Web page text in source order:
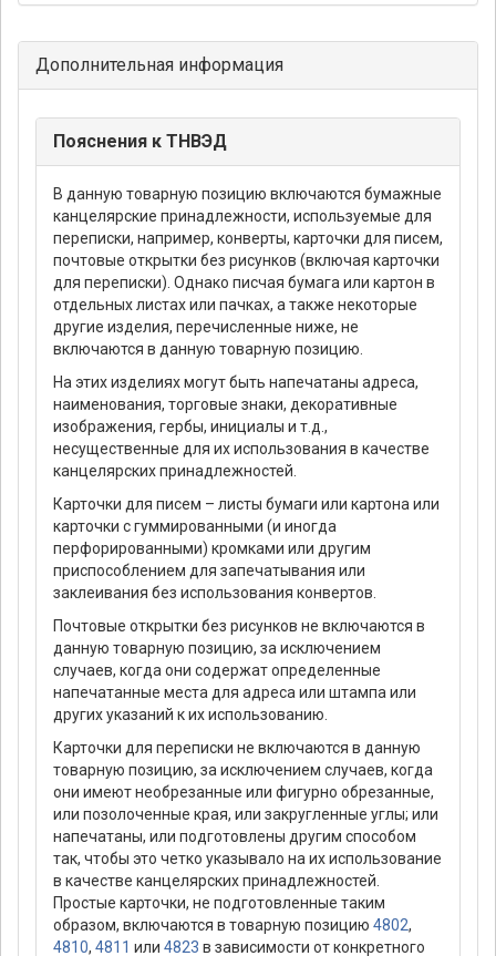
Дополнительная информация
Пояснения к ТНВЭД
В данную товарную позицию включаются бумажные
канцелярские принадлежности, используемые для
переписки, например, конверты, карточки для писем,
почтовые открытки без рисунков (включая карточки
для переписки). Однако писчая бумага или картон в
отдельных листах или пачках, а также некоторые
другие изделия, перечисленные ниже, не
включаются в данную товарную позицию.
На этих изделиях могут быть напечатаны адреса,
наименования, торговые знаки, декоративные
изображения, гербы, инициалы и т.д.,
несущественные для их использования в качестве
канцелярских принадлежностей.
Карточки для писем – листы бумаги или картона или
карточки с гуммированными (и иногда
перфорированными) кромками или другим
приспособлением для запечатывания или
заклеивания без использования конвертов.
Почтовые открытки без рисунков не включаются в
данную товарную позицию, за исключением
случаев, когда они содержат определенные
напечатанные места для адреса или штампа или
других указаний к их использованию.
Карточки для переписки не включаются в данную
товарную позицию, за исключением случаев, когда
они имеют необрезанные или фигурно обрезанные,
или позолоченные края, или закругленные углы; или
напечатаны, или подготовлены другим способом
так, чтобы это четко указывало на их использование
в качестве канцелярских принадлежностей.
Простые карточки, не подготовленные таким
образом, включаются в товарную позицию 4802,
4810, 4811 или 4823 в зависимости от конкретного